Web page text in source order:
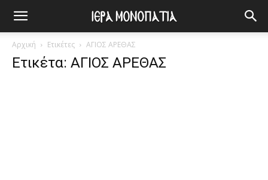
Αρχική Ετικέτες ΑΓΙΟΣ ΑΡΕΘΑΣ
Ετικέτα: ΑΓΙΟΣ ΑΡΕΘΑΣ